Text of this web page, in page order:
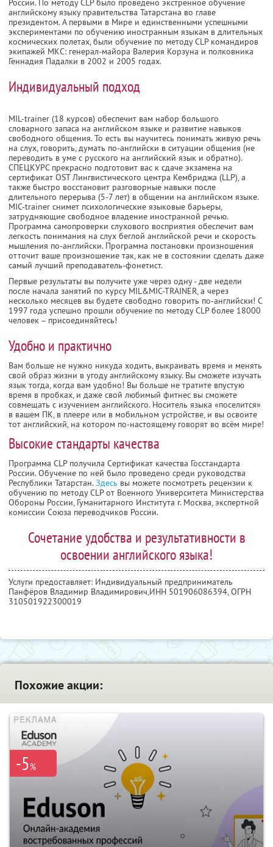
России. По методу CLP было проведено экстренное обучение
английскому языку правительства Татарстана во главе
президентом. А первыми в Мире и единственными успешными
экспериментами по обучению иностранным языкам в длительных
космических полетах, были обучение по методу CLP командиров
экипажей МКС: генерал-майора Валерия Корзуна и полковника
Геннадия Падалки в 2002 и 2005 годах.
Индивидуальный подход
MIL-trainer (18 курсов) обеспечит вам набор большого
словарного запаса на английском языке и развитие навыков
свободного общения. То есть вы научитесь понимать живую речь
на слух, говорить, думать по-английски в ситуации общения (не
переводить в уме с русского на английский язык и обратно).
СПЕЦКУРС прекрасно подготовит вас к сдаче экзамена на
сертификат OST Лингвистического центра Кембриджа (LLP), а
также быстро восстановит разговорные навыки после
длительного перерыва (5-7 лет) в общении на английском языке.
MIC-trainer снимет психологические языковые барьеры,
затрудняющие свободное владение иностранной речью.
Программа самопроверки слухового восприятия обеспечит вам
легкость понимания на слух беглой английской речи и скорость
мышления по-английски. Программа постановки произношения
отточит ваше произношение так, как не в состоянии сделать даже
самый лучший преподаватель-фонетист.
Первые результаты вы получите уже через одну - две недели
после начала занятий по курсу MIL&MIC-TRAINER, а через
несколько месяцев вы будете свободно говорить по-английски! C
1997 года успешно прошли обучение по методу CLP более 18000
человек – присоединяйтесь!
Удобно и практично
Вам больше не нужно никуда ходить, выкраивать время и менять
свой образ жизни в угоду английскому языку. Вы сможете изучать
язык тогда, когда вам удобно! Вы больше не тратите впустую
время в пробках, и даже свой любимый фитнес вы сможете
совмещать с изучением английского. Носитель языка «поселится»
в вашем ПК, в плеере или в мобильном устройстве, и вы освоите
тот английский, на котором по-настоящему говорят во всём мире!
Высокие стандарты качества
Программа CLP получила Сертификат качества Госстандарта
России. Обучение по ней было проведено среди руководства
Республики Татарстан.Здесь вы можете посмотреть рецензии к
обучению по методу CLP от Военного Университета Министерства
Обороны России, Гуманитарного Института г. Москва, экспертной
комиссии Союза переводчиков России.
Сочетание удобства и результативности в
освоении английского языка!
Услуги предоставляет: Индивидуальный предприниматель
Панфёров Владимир Владимирович,ИНН 501906086394, ОГРН
310501922300019
Похожие акции:
-5%